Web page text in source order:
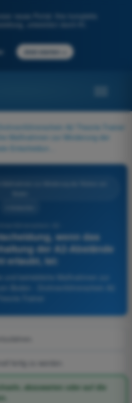
neues Portal: Ihre komplette
unterstützt durch KI.
Jetzt starten
Drohnenführerschein A2 Theorie-Trainer
Maßnahmen zur Minderung der
wenn das
der A2-Abstände
erlaubt, ist:
und betriebliche Maßnahmen zur
abzuwarten oder auf die